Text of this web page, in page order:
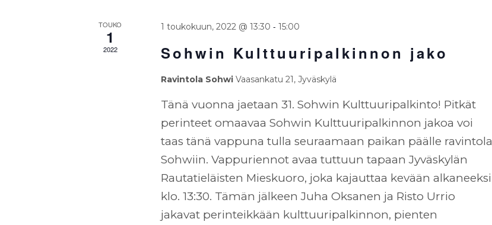
Tapahtumat
TOUKO
1
2022
1 toukokuun, 2022 @ 13:30 - 15:00
Sohwin Kulttuuripalkinnon jako
Ravintola Sohwi Vaasankatu 21, Jyväskylä
Tänä vuonna jaetaan 31. Sohwin Kulttuuripalkinto! Pitkät
perinteet omaavaa Sohwin Kulttuuripalkinnon jakoa voi
taas tänä vappuna tulla seuraamaan paikan päälle ravintola
Sohwiin. Vappuriennot avaa tuttuun tapaan Jyväskylän
Rautatieläisten Mieskuoro, joka kajauttaa kevään alkaneeksi
klo. 13:30. Tämän jälkeen Juha Oksanen ja Risto Urrio
jakavat perinteikkään kulttuuripalkinnon, pienten